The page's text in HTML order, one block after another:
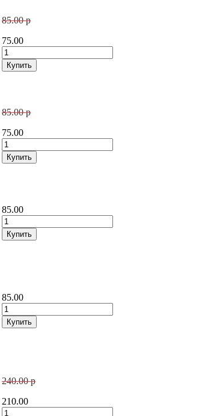
85.00 р
75.00
85.00 р
75.00
85.00
85.00
240.00 р
210.00